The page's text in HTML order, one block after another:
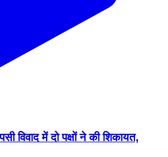
विवाद में दो पक्षों ने की शिकायत,